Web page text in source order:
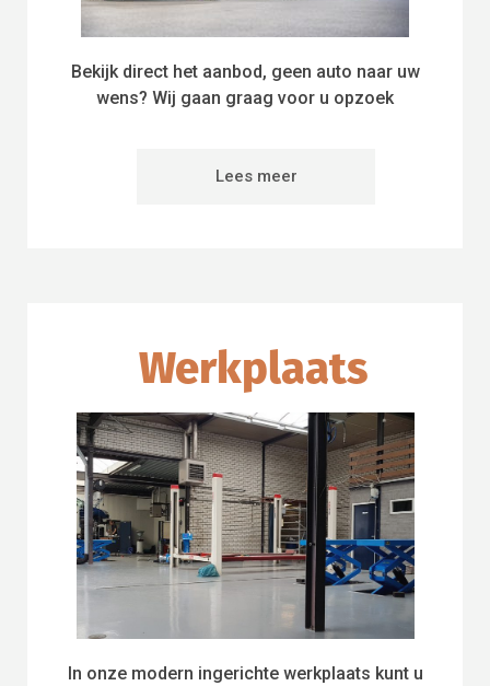
Bekijk direct het aanbod, geen auto naar uw
wens? Wij gaan graag voor u opzoek
Lees meer
Werkplaats
In onze modern ingerichte werkplaats kunt u